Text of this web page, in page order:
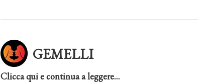
GEMELLI
Clicca qui e continua a leggere…